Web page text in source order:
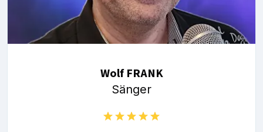
Wolf FRANK
Sänger